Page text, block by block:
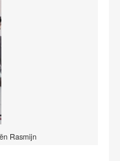
Rasmijn